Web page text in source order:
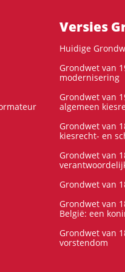
Versies
Huidige
Grondwet van
modernisering
Grondwet van
algemeen
Grondwet van
kiesrecht- en
Grondwet van
Grondwet van
Grondwet van
België: een
Grondwet van
vorstendom